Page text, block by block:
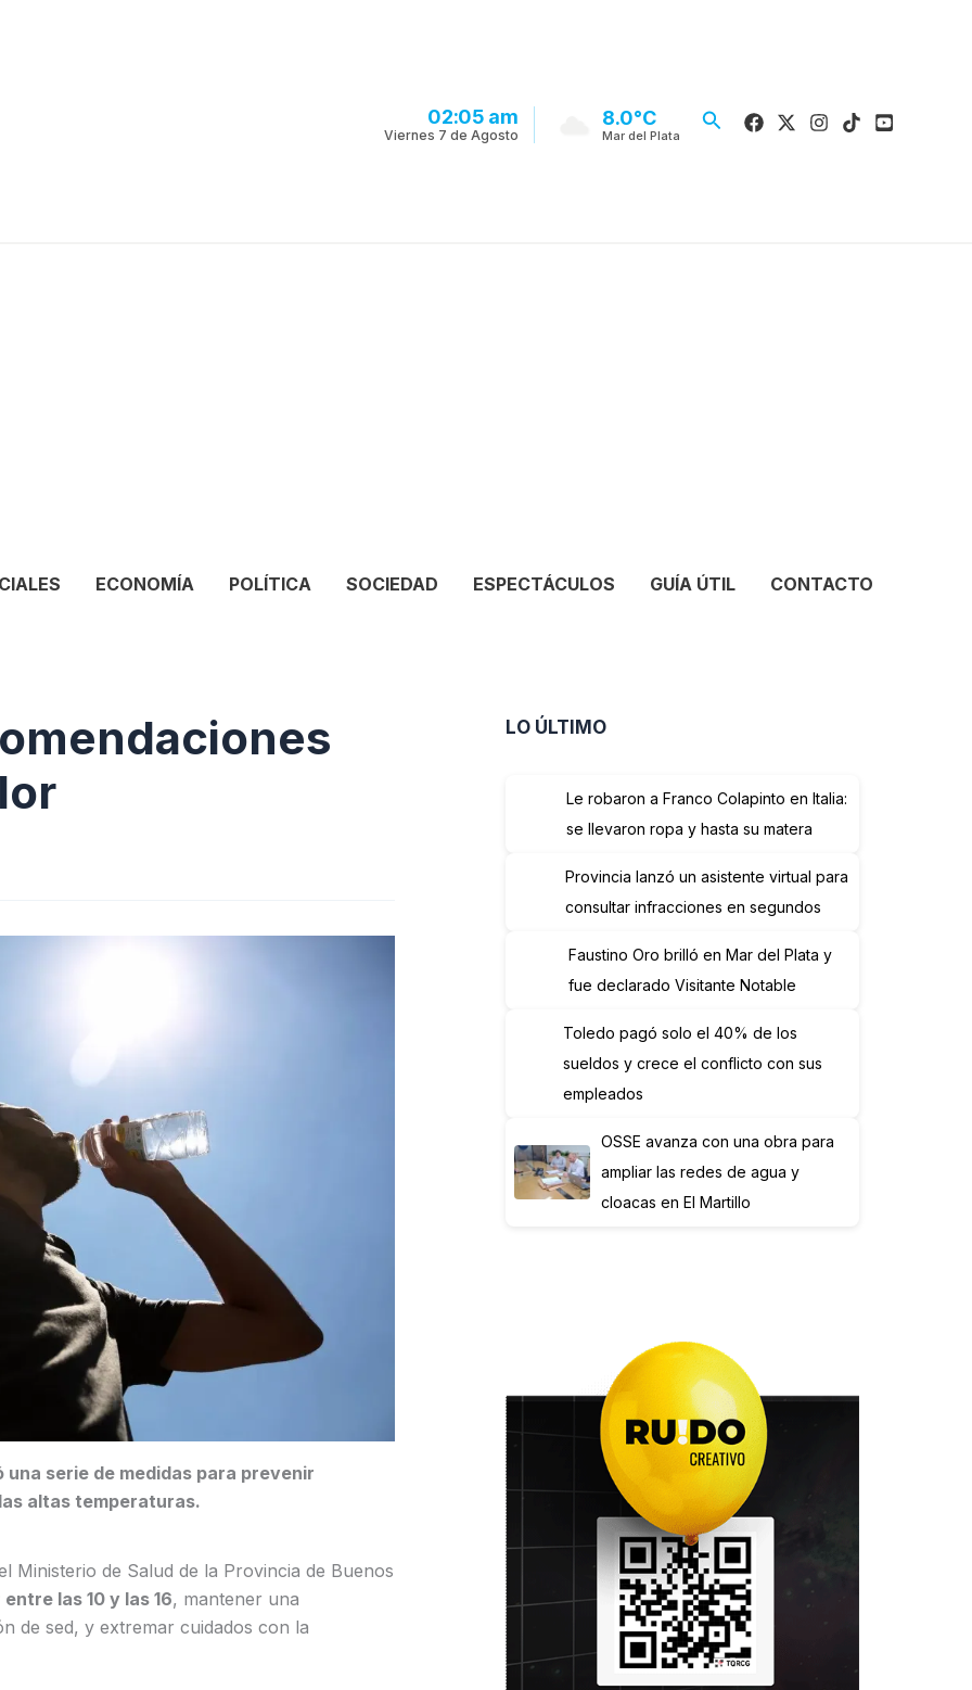
02:05 am
Viernes 7 de Agosto
8.0°C
Mar del Plata
Buscar
ECONOMÍA POLÍTICA SOCIEDAD ESPECTÁCULOS GUÍA ÚTIL CONTACTO
serie de medidas para prevenir
altas temperaturas.
Ministerio de Salud de la Provincia de Buenos
las 10 y las 16, mantener una
de sed, y extremar cuidados con la
LO ÚLTIMO
Le robaron a Franco Colapinto en Italia:
se llevaron ropa y hasta su matera
Provincia lanzó un asistente virtual para
consultar infracciones en segundos
Faustino Oro brilló en Mar del Plata y
fue declarado Visitante Notable
Toledo pagó solo el 40% de los
sueldos y crece el conflicto con sus
empleados
OSSE avanza con una obra para
ampliar las redes de agua y
cloacas en El Martillo